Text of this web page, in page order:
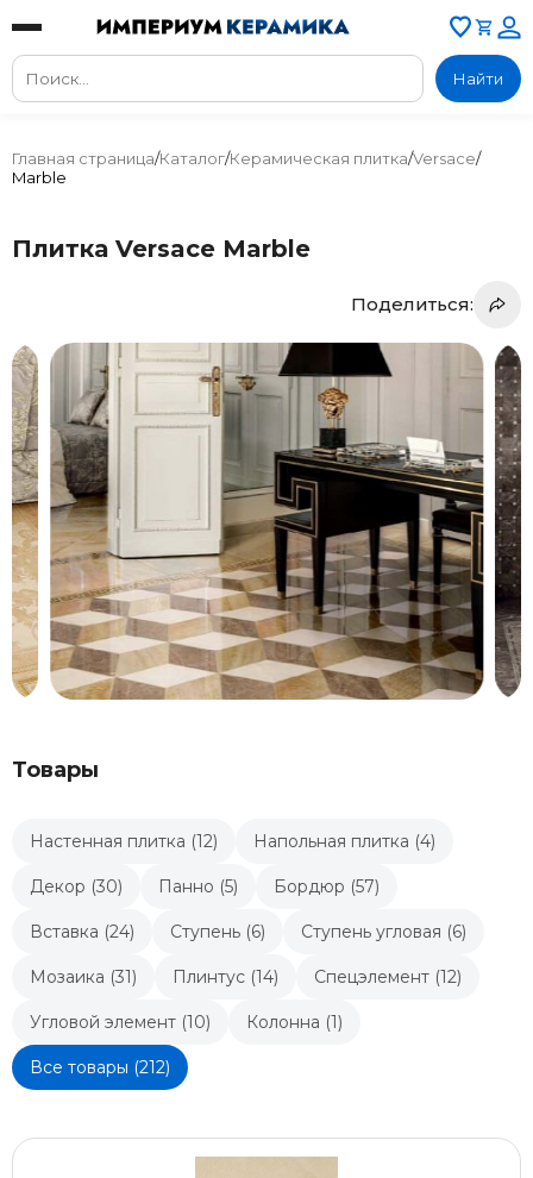
Найти
Главная страница/Каталог/Керамическая плитка/Versace/
Marble
Плитка Versace Marble
Поделиться:
Товары
Настенная плитка (12) Напольная плитка (4)
Декор (30) Панно (5) Бордюр (57)
Вставка (24) Ступень (6) Ступень угловая (6)
Мозаика (31) Плинтус (14) Спецэлемент (12)
Угловой элемент (10) Колонна (1)
Все товары (212)